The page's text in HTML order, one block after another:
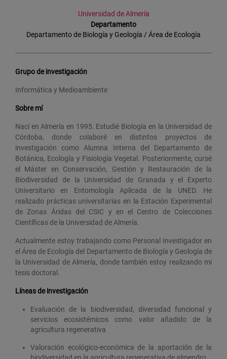
Universidad de Almería
Departamento
Departamento de Biología y Geología / Área de Ecología
Grupo de investigación
Informática y Medioambiente
Sobre mí
Nací en Almería en 1995. Estudié Biología en la Universidad de
Córdoba, donde colaboré en distintos proyectos de
investigación como Alumna Interna del Departamento de
Botánica, Ecología y Fisiología Vegetal. Posteriormente, cursé
el Máster en Conservación, Gestión y Restauración de la
Biodiversidad de la Universidad de Granada y el Experto
Universitario en Entomología Aplicada de la UNED. He
realizado prácticas universitarias en la Estación Experimental
de Zonas Áridas del CSIC y en el Centro de Colecciones
Científicas de la Universidad de Almería.
Actualmente estoy trabajando como Personal Investigador en
el Área de Ecología del Departamento de Biología y Geología de
la Universidad de Almería, donde también estoy realizando mi
tesis doctoral.
Líneas de investigación
Evaluación de la biodiversidad, diversidad funcional y
servicios ecosistémicos como valor añadido de la
agricultura regenerativa
Valoración ecológico-económica de la aportación de la